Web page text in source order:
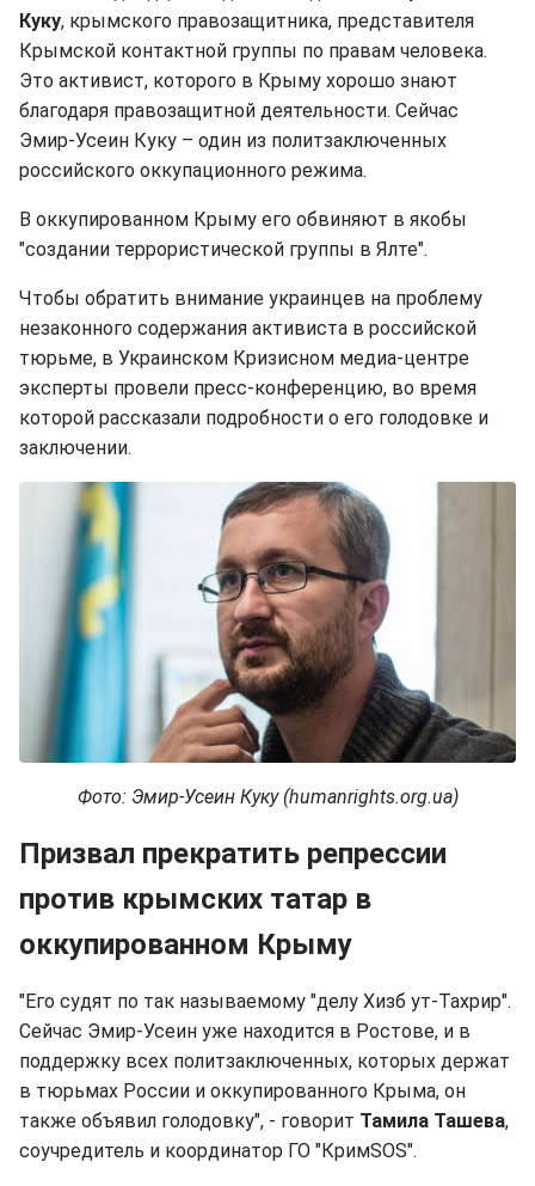
Куку, крымского правозащитника, представителя
Крымской контактной группы по правам человека.
Это активист, которого в Крыму хорошо знают
благодаря правозащитной деятельности. Сейчас
Эмир-Усеин Куку – один из политзаключенных
российского оккупационного режима.
В оккупированном Крыму его обвиняют в якобы
"создании террористической группы в Ялте".
Чтобы обратить внимание украинцев на проблему
незаконного содержания активиста в российской
тюрьме, в Украинском Кризисном медиа-центре
эксперты провели пресс-конференцию, во время
которой рассказали подробности о его голодовке и
заключении.
Фото: Эмир-Усеин Куку (humanrights.org.ua)
Призвал прекратить репрессии
против крымских татар в
оккупированном Крыму
"Его судят по так называемому "делу Хизб ут-Тахрир".
Сейчас Эмир-Усеин уже находится в Ростове, и в
поддержку всех политзаключенных, которых держат
в тюрьмах России и оккупированного Крыма, он
также объявил голодовку", - говорит Тамила Ташева,
соучредитель и координатор ГО "КримЅОЅ".